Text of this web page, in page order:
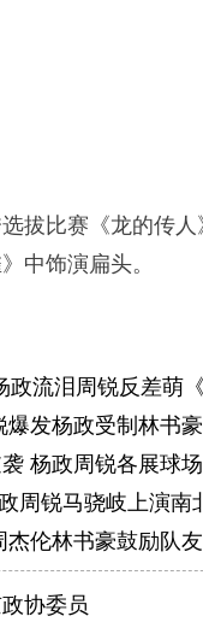
比赛《龙的传人
中饰演扁头。
流泪周锐反差萌
发杨政受制林书
杨政周锐各展球
周锐马骁岐上演南
杰伦林书豪鼓励队
协委员